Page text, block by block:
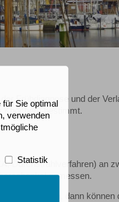
Frühdiagnose und der
Knochen) bestimmt.
Durchstrahlverfahren) an
gemessen.
werden, dann können
Sie optimal
verwenden
Statistik